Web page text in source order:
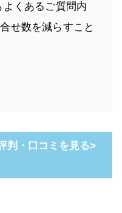
くあるご質問内
せ数を減らすこと
判・口コミを見る>